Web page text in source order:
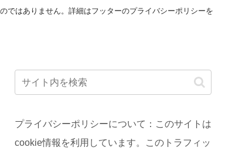
ではありません。詳細はフッターのプライバシーポリシーを
プライバシーポリシーについて：このサイトは
cookie情報を利用しています。このトラフィッ